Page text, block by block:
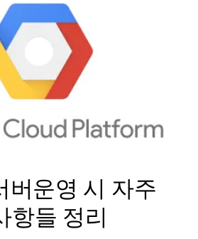
버운영 시 자주
항들 정리